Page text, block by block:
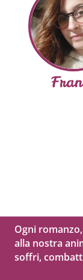
Ogni
alla nostra
soffri,